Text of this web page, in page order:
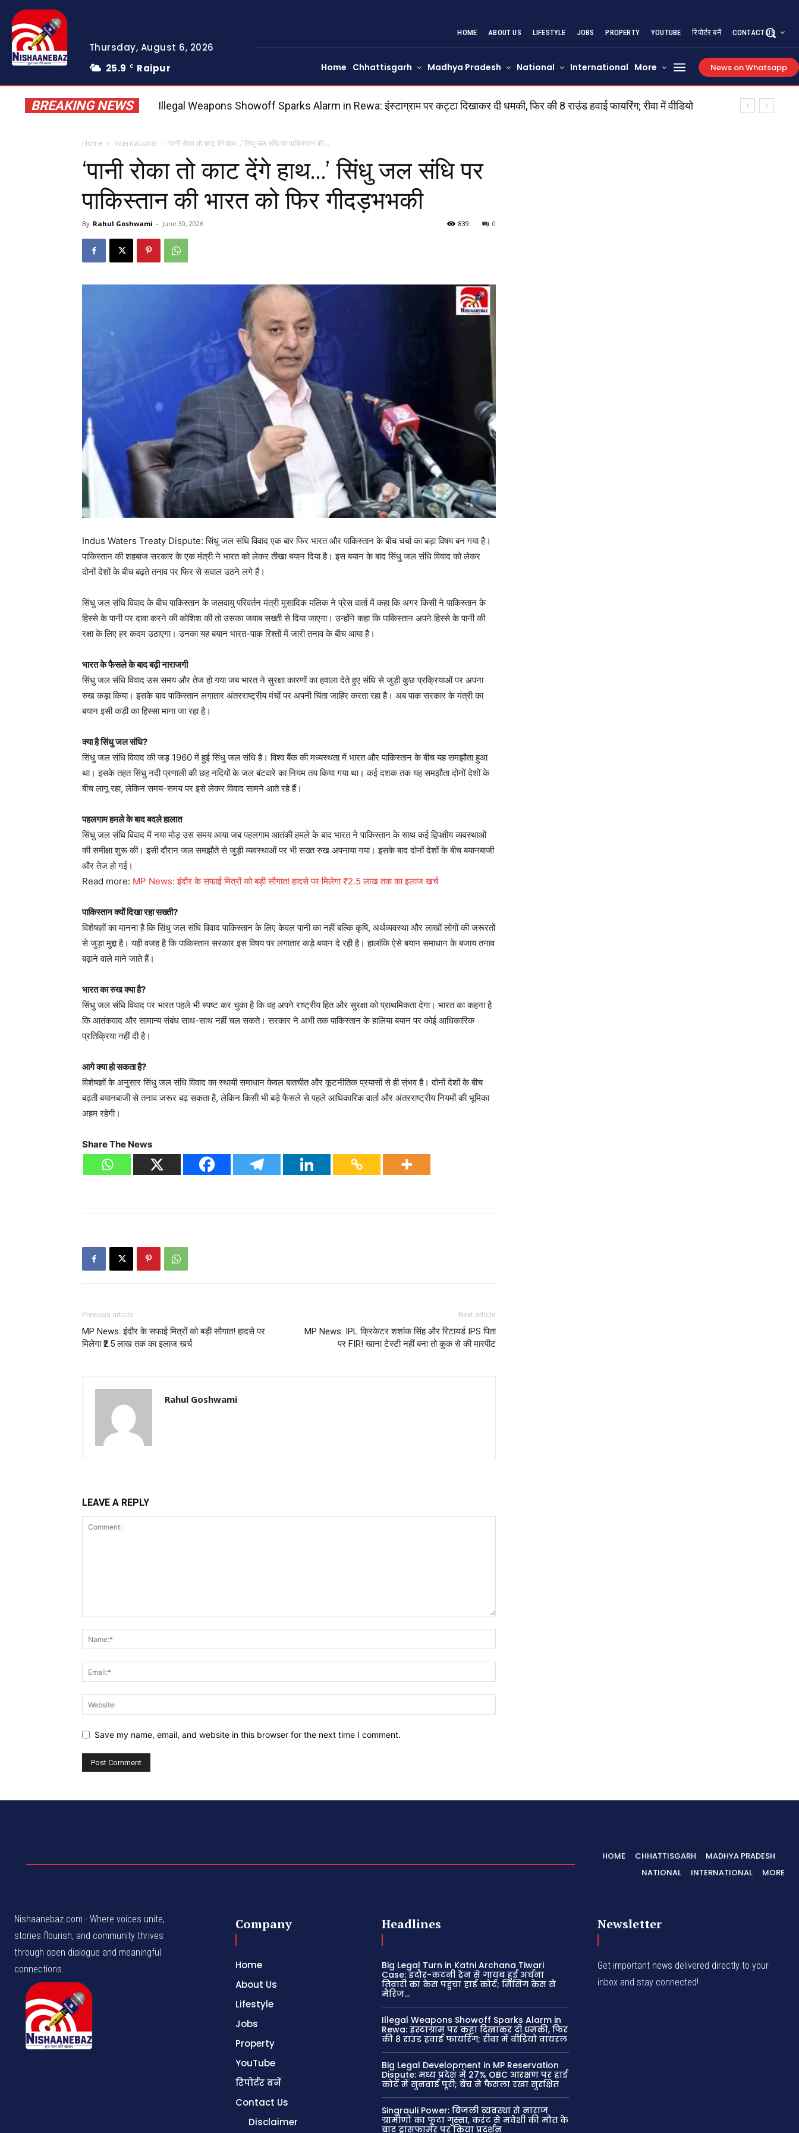
Thursday, August 6, 2026
25.9
C Raipur
HOME ABOUT US LIFESTYLE JOBS PROPERTY YOUTUBE रिपोर्टर बनें CONTACT US
Home Chhattisgarh Madhya Pradesh National International More News on Whatsapp
BREAKING NEWS
Illegal Weapons Showoff Sparks Alarm in Rewa: इंस्टाग्राम पर कट्टा दिखाकर दी धमकी, फिर की 8 राउंड हवाई फायरिंग; रीवा में वीडियो
Home International ‘पानी रोका तो काट देंगे हाथ…’ सिंधु जल संधि पर पाकिस्तान की...
‘पानी रोका तो काट देंगे हाथ…’ सिंधु जल संधि पर
पाकिस्तान की भारत को फिर गीदड़भभकी
By Rahul Goshwami - June 30, 2026 0
839
Indus Waters Treaty Dispute: सिंधु जल संधि विवाद एक बार फिर भारत और पाकिस्तान के बीच चर्चा का बड़ा विषय बन गया है।
पाकिस्तान की शहबाज सरकार के एक मंत्री ने भारत को लेकर तीखा बयान दिया है। इस बयान के बाद सिंधु जल संधि विवाद को लेकर
दोनों देशों के बीच बढ़ते तनाव पर फिर से सवाल उठने लगे हैं।
सिंधु जल संधि विवाद के बीच पाकिस्तान के जलवायु परिवर्तन मंत्री मुसादिक मलिक ने प्रेस वार्ता में कहा कि अगर किसी ने पाकिस्तान के
हिस्से के पानी पर दावा करने की कोशिश की तो उसका जवाब सख्ती से दिया जाएगा। उन्होंने कहा कि पाकिस्तान अपने हिस्से के पानी की
रक्षा के लिए हर कदम उठाएगा। उनका यह बयान भारत-पाक रिश्तों में जारी तनाव के बीच आया है।
भारत के फैसले के बाद बढ़ी नाराजगी
सिंधु जल संधि विवाद उस समय और तेज हो गया जब भारत ने सुरक्षा कारणों का हवाला देते हुए संधि से जुड़ी कुछ प्रक्रियाओं पर अपना
रुख कड़ा किया। इसके बाद पाकिस्तान लगातार अंतरराष्ट्रीय मंचों पर अपनी चिंता जाहिर करता रहा है। अब पाक सरकार के मंत्री का
बयान इसी कड़ी का हिस्सा माना जा रहा है।
क्या है सिंधु जल संधि?
सिंधु जल संधि विवाद की जड़ 1960 में हुई सिंधु जल संधि है। विश्व बैंक की मध्यस्थता में भारत और पाकिस्तान के बीच यह समझौता हुआ
था। इसके तहत सिंधु नदी प्रणाली की छह नदियों के जल बंटवारे का नियम तय किया गया था। कई दशक तक यह समझौता दोनों देशों के
बीच लागू रहा, लेकिन समय-समय पर इसे लेकर विवाद सामने आते रहे हैं।
पहलगाम हमले के बाद बदले हालात
सिंधु जल संधि विवाद में नया मोड़ उस समय आया जब पहलगाम आतंकी हमले के बाद भारत ने पाकिस्तान के साथ कई द्विपक्षीय व्यवस्थाओं
की समीक्षा शुरू की। इसी दौरान जल समझौते से जुड़ी व्यवस्थाओं पर भी सख्त रुख अपनाया गया। इसके बाद दोनों देशों के बीच बयानबाजी
और तेज हो गई।
Read more: MP News: इंदौर के सफाई मित्रों को बड़ी सौगात! हादसे पर मिलेगा ₹2.5 लाख तक का इलाज खर्च
पाकिस्तान क्यों दिखा रहा सख्ती?
विशेषज्ञों का मानना है कि सिंधु जल संधि विवाद पाकिस्तान के लिए केवल पानी का नहीं बल्कि कृषि, अर्थव्यवस्था और लाखों लोगों की जरूरतों
से जुड़ा मुद्दा है। यही वजह है कि पाकिस्तान सरकार इस विषय पर लगातार कड़े बयान दे रही है। हालांकि ऐसे बयान समाधान के बजाय तनाव
बढ़ाने वाले माने जाते हैं।
भारत का रुख क्या है?
सिंधु जल संधि विवाद पर भारत पहले भी स्पष्ट कर चुका है कि वह अपने राष्ट्रीय हित और सुरक्षा को प्राथमिकता देगा। भारत का कहना है
कि आतंकवाद और सामान्य संबंध साथ-साथ नहीं चल सकते। सरकार ने अभी तक पाकिस्तान के हालिया बयान पर कोई आधिकारिक
प्रतिक्रिया नहीं दी है।
आगे क्या हो सकता है?
विशेषज्ञों के अनुसार सिंधु जल संधि विवाद का स्थायी समाधान केवल बातचीत और कूटनीतिक प्रयासों से ही संभव है। दोनों देशों के बीच
बढ़ती बयानबाजी से तनाव जरूर बढ़ सकता है, लेकिन किसी भी बड़े फैसले से पहले आधिकारिक वार्ता और अंतरराष्ट्रीय नियमों की भूमिका
अहम रहेगी।
Share The News
Previous article
MP News: इंदौर के सफाई मित्रों को बड़ी सौगात! हादसे पर
मिलेगा ₹2.5 लाख तक का इलाज खर्च
Next article
MP News: IPL क्रिकेटर शशांक सिंह और रिटायर्ड IPS पिता
पर FIR! खाना टेस्टी नहीं बना तो कुक से की मारपीट
Rahul Goshwami
LEAVE A REPLY
Save my name, email, and website in this browser for the next time I comment.
HOME CHHATTISGARH
MADHYA PRADESH
NATIONAL
INTERNATIONAL MORE
Nishaanebaz.com - Where voices unite,
stories flourish, and community thrives
through open dialogue and meaningful
connections.
Company
Home
About Us
Lifestyle
Jobs
Property
YouTube
रिपोर्टर बनें
Contact Us
Disclaimer
Headlines
Big Legal Turn in Katni Archana Tiwari
Case: इंदौर-कटनी ट्रेन से गायब हुई अर्चना
तिवारी का केस पहुंचा हाई कोर्ट; मिसिंग केस से
मैरिज...
Illegal Weapons Showoff Sparks Alarm in
Rewa: इंस्टाग्राम पर कट्टा दिखाकर दी धमकी, फिर
की 8 राउंड हवाई फायरिंग; रीवा में वीडियो वायरल
Big Legal Development in MP Reservation
Dispute: मध्य प्रदेश में 27% OBC आरक्षण पर हाई
कोर्ट में सुनवाई पूरी; बेंच ने फैसला रखा सुरक्षित
Singrauli Power: बिजली व्यवस्था से नाराज
ग्रामीणों का फूटा गुस्सा, करंट से मवेशी की मौत के
बाद ट्रांसफार्मर पर किया प्रदर्शन
Newsletter
Get important news delivered directly to your
inbox and stay connected!